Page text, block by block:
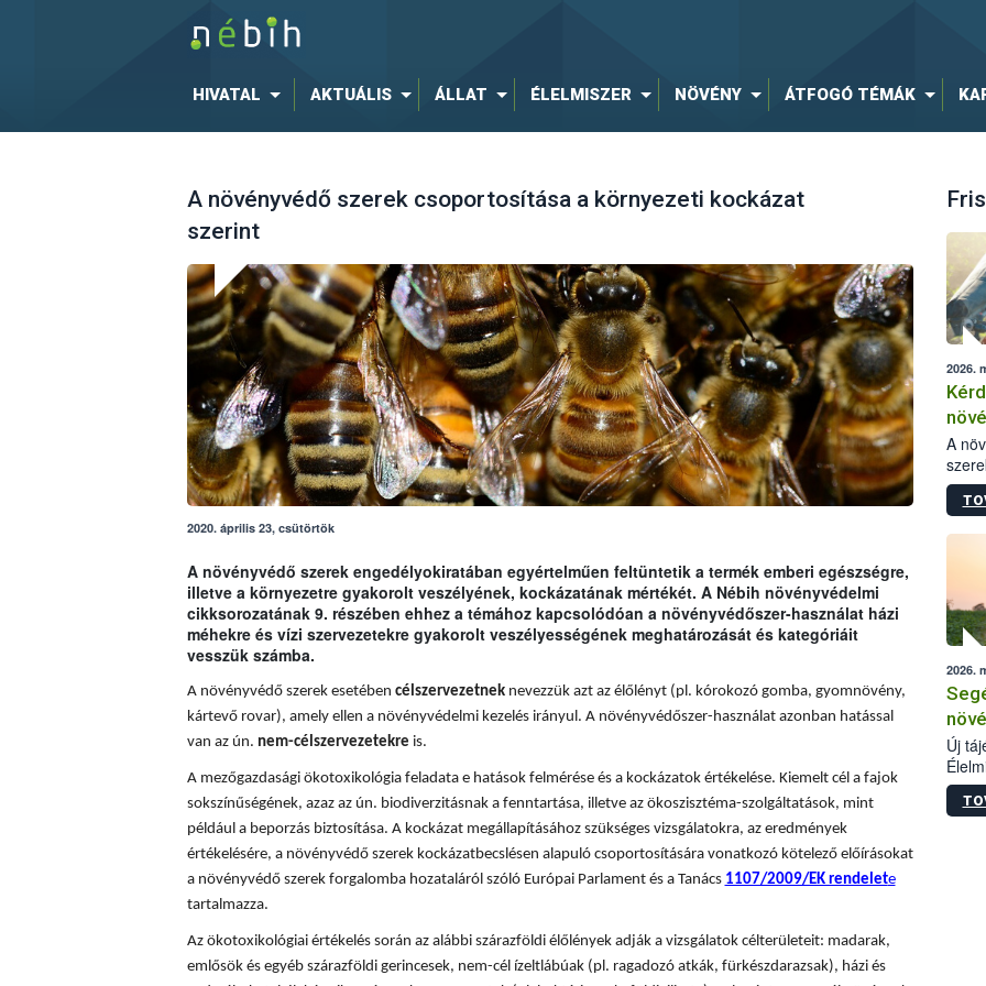
HIVATAL AKTUÁLIS ÁLLAT ÉLELMISZER NÖVÉNY ÁTFOGÓ TÉMÁK
A növényvédő szerek csoportosítása a környezeti kockázat
szerint
2020. április 23, csütörtök
A növényvédő szerek engedélyokiratában egyértelműen feltüntetik a termék emberi egészségre,
illetve a környezetre gyakorolt veszélyének, kockázatának mértékét. A Nébih növényvédelmi
cikksorozatának 9. részében ehhez a témához kapcsolódóan a növényvédőszer-használat házi
méhekre és vízi szervezetekre gyakorolt veszélyességének meghatározását és kategóriáit
vesszük számba.
A növényvédő szerek esetében célszervezetneknevezzük azt az élőlényt (pl. kórokozó gomba, gyomnövény,
kártevő rovar), amely ellen a növényvédelmi kezelés irányul. A növényvédőszer-használat azonban hatással
van az ún. nem-célszervezetekre is.
A mezőgazdasági ökotoxikológia feladata e hatások felmérése és a kockázatok értékelése. Kiemelt cél a fajok
sokszínűségének, azaz az ún. biodiverzitásnak a fenntartása, illetve az ökoszisztéma-szolgáltatások, mint
például a beporzás biztosítása. A kockázat megállapításához szükséges vizsgálatokra, az eredmények
értékelésére, a növényvédő szerek kockázatbecslésen alapuló csoportosítására vonatkozó kötelező előírásokat
a növényvédő szerek forgalomba hozataláról szóló Európai Parlament és a Tanács 1107/2009/EK rendelete
tartalmazza.
Az ökotoxikológiai értékelés során az alábbi szárazföldi élőlények adják a vizsgálatok célterületeit: madarak,
emlősök és egyéb szárazföldi gerincesek, nem-cél ízeltlábúak (pl. ragadozó atkák, fürkészdarazsak), házi és
2026.
A
kis
2026.
Új